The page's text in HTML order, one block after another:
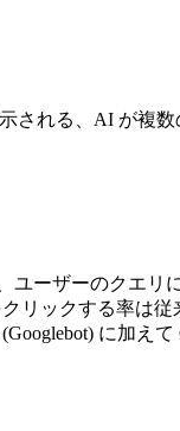
される、AI が複
ユーザーのクエ
リックする率は
に加え